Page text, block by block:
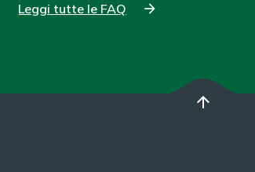
Leggi tutte le FAQ
arrow_upward